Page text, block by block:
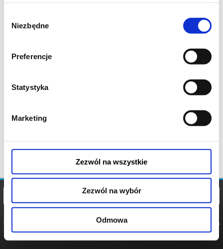
zgody
Niezbędne
Preferencje
Statystyka
Marketing
Zezwól na wszystkie
Zezwól na wybór
Odmowa
POLITYKA
POLITYKA